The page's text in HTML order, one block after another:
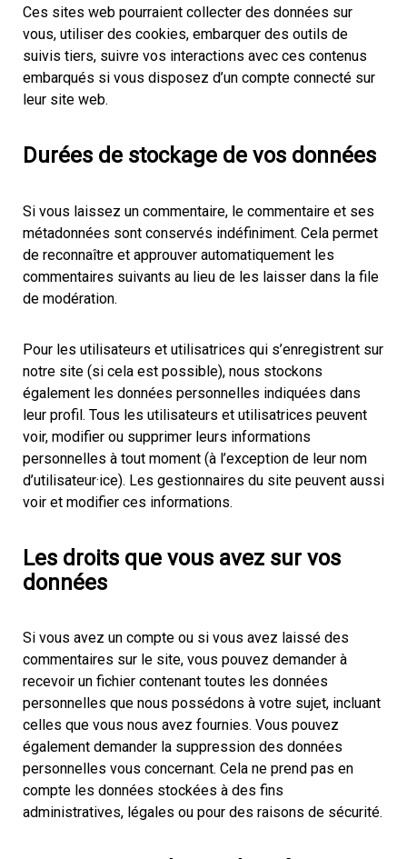
Ces sites web pourraient collecter des données sur
vous, utiliser des cookies, embarquer des outils de
suivis tiers, suivre vos interactions avec ces contenus
embarqués si vous disposez d’un compte connecté sur
leur site web.
Durées de stockage de vos données
Si vous laissez un commentaire, le commentaire et ses
métadonnées sont conservés indéfiniment. Cela permet
de reconnaître et approuver automatiquement les
commentaires suivants au lieu de les laisser dans la file
de modération.
Pour les utilisateurs et utilisatrices qui s’enregistrent sur
notre site (si cela est possible), nous stockons
également les données personnelles indiquées dans
leur profil. Tous les utilisateurs et utilisatrices peuvent
voir, modifier ou supprimer leurs informations
personnelles à tout moment (à l’exception de leur nom
d’utilisateur·ice). Les gestionnaires du site peuvent aussi
voir et modifier ces informations.
Les droits que vous avez sur vos
données
Si vous avez un compte ou si vous avez laissé des
commentaires sur le site, vous pouvez demander à
recevoir un fichier contenant toutes les données
personnelles que nous possédons à votre sujet, incluant
celles que vous nous avez fournies. Vous pouvez
également demander la suppression des données
personnelles vous concernant. Cela ne prend pas en
compte les données stockées à des fins
administratives, légales ou pour des raisons de sécurité.